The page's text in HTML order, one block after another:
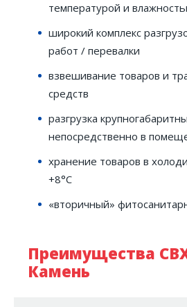
температурой и
широкий комплекс
работ / перевалки
взвешивание товаров и
средств
разгрузка
непосредственно в
хранение товаров в
+8°С
«вторичный»
Преимущества
Камень